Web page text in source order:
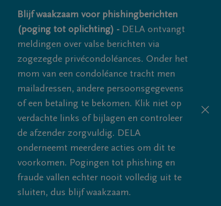
Blijf waakzaam voor phishingberichten
(poging tot oplichting) - DELA ontvangt
meldingen over valse berichten via
zogezegde privécondoléances. Onder het
mom van een condoléance tracht men
mailadressen, andere persoonsgegevens
of een betaling te bekomen. Klik niet op
verdachte links of bijlagen en controleer
de afzender zorgvuldig. DELA
onderneemt meerdere acties om dit te
voorkomen. Pogingen tot phishing en
fraude vallen echter nooit volledig uit te
sluiten, dus blijf waakzaam.